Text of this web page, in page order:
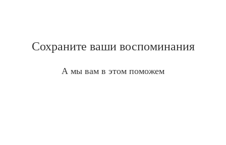
Сохраните ваши воспоминания
А мы вам в этом поможем